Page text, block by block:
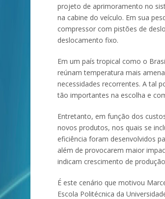
projeto de aprimoramento no
na cabine do veículo. Em sua
compressor com pistões de
deslocamento fixo.
Em um país tropical como o
reúnam temperatura mais
necessidades recorrentes. A tal
tão importantes na escolha e
Entretanto, em função dos
novos produtos, nos quais se
eficiência foram desenvolvidos
além de provocarem maior
indicam crescimento de
É este cenário que motivou
Escola Politécnica da